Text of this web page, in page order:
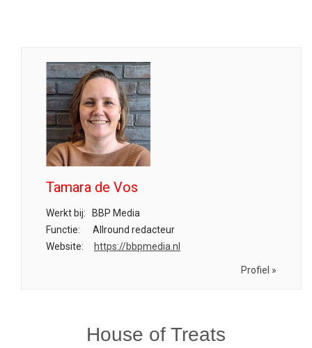
Tamara de Vos
Werkt bij:
BBP Media
Functie:
Allround redacteur
Website:
https://bbpmedia.nl
Profiel »
House of Treats